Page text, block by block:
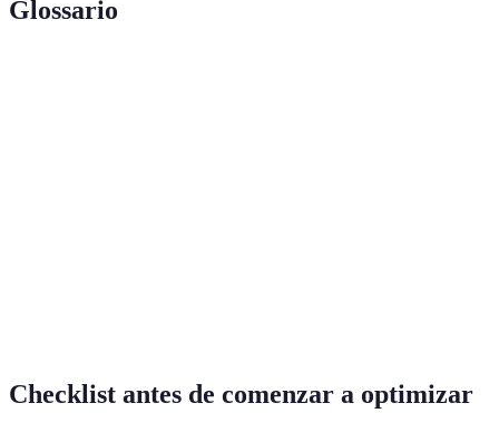
Glossario
Checklist antes de comenzar a optimizar